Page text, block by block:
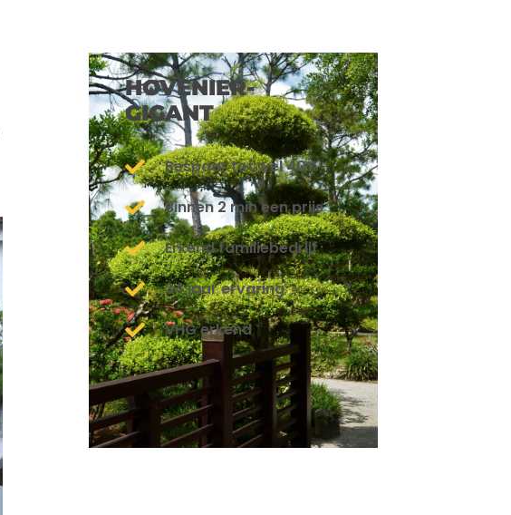
HOVENIER-
GIGANT
Bespaar tot wel 40%
Binnen 2 min een prijs
Erkend familiebedrijf
34 jaar ervaring
VHG erkend